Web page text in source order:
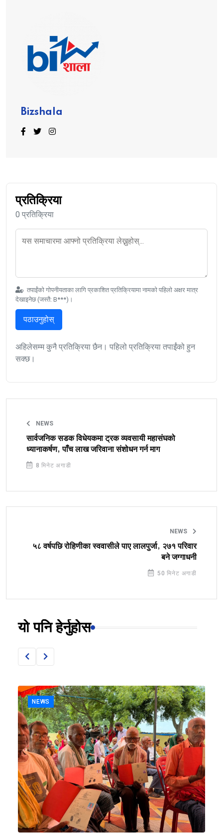
Bizshala
प्रतिक्रिया
0 प्रतिक्रिया
तपाईंको गोपनीयताका लागि प्रकाशित प्रतिक्रियामा नामको पहिलो अक्षर मात्र
देखाइनेछ (जस्तै: B***)।
पठाउनुहोस्
अहिलेसम्म कुनै प्रतिक्रिया छैन। पहिलो प्रतिक्रिया तपाईंको हुन
सक्छ।
NEWS
सार्वजनिक सडक विधेयकमा ट्रक व्यवसायी महासंघको
ध्यानाकर्षण, पाँच लाख जरिवाना संशोधन गर्न माग
8 मिनेट अगाडी
NEWS
५८ वर्षपछि रोहिणीका स्ववासीले पाए लालपुर्जा, २७१ परिवार
बने जग्गाधनी
50 मिनेट अगाडी
यो पनि हेर्नुहोस
NEWS